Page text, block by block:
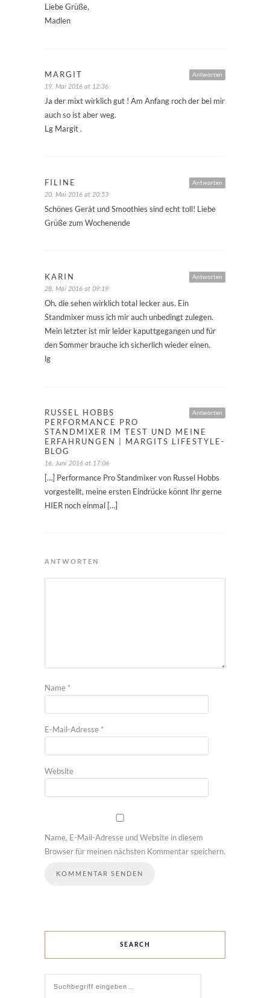
Liebe Grüße,
Madlen
Antworten
MARGIT
19. Mai 2016 at 12:36
Ja der mixt wirklich gut ! Am Anfang roch der bei mir
auch so ist aber weg.
Lg Margit .
Antworten
FILINE
20. Mai 2016 at 20:53
Schönes Gerät und Smoothies sind echt toll! Liebe
Grüße zum Wochenende
Antworten
KARIN
28. Mai 2016 at 09:19
Oh, die sehen wirklich total lecker aus. Ein
Standmixer muss ich mir auch unbedingt zulegen.
Mein letzter ist mir leider kaputtgegangen und für
den Sommer brauche ich sicherlich wieder einen.
lg
Antworten
RUSSEL HOBBS
PERFORMANCE PRO
STANDMIXER IM TEST UND MEINE
ERFAHRUNGEN | MARGITS LIFESTYLE-
BLOG
16. Juni 2016 at 17:06
[…] Performance Pro Standmixer von Russel Hobbs
vorgestellt, meine ersten Eindrücke könnt Ihr gerne
HIER noch einmal […]
ANTWORTEN
Name *
E-Mail-Adresse *
Website
Name, E-Mail-Adresse und Website in diesem
Browser für meinen nächsten Kommentar speichern.
SEARCH